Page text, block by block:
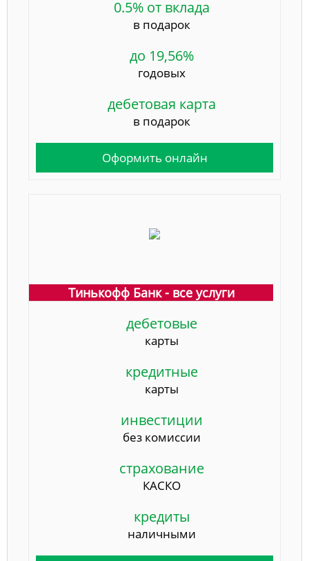
0.5% от вклада
в подарок
до 19,56%
годовых
дебетовая карта
в подарок
Оформить онлайн
Тинькофф Банк - все услуги
дебетовые
карты
кредитные
карты
инвестиции
без комиссии
страхование
КАСКО
кредиты
наличными